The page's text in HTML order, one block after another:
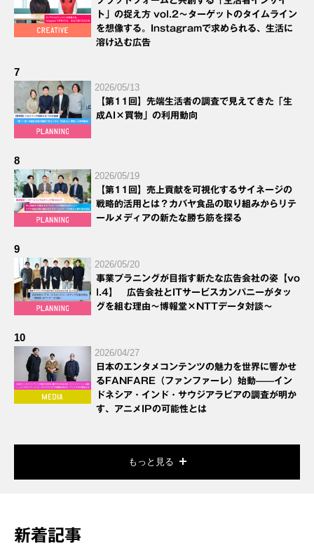
ト」の捉え方 vol.2～ターゲットのタイムライン
を想像する。Instagramで求められる、生活に
溶け込む広告
7
2026/05/13
【第11回】先端生活者の調査で見えてきた「生
成AI×買物」の利用動向
8
2026/05/19
【第11回】売上貢献を可視化するサイネージの
戦略的活用とは？カバヤ食品の取り組みからリテ
ールメディアの新たな勝ち筋を探る
9
2026/05/20
事業プラニングが目指す新たな広告会社の姿【vo
l.4】 広告会社とITサービスカンパニーがタッ
グを組む理由～博報堂×NTTデータ対談～
10
2026/04/27
日本のエンタメコンテンツの魅力を世界に響かせ
るFANFARE（ファンファーレ）始動——イン
ドネシア・インド・サウジアラビアの調査が明か
す、アニメIPの可能性とは
もっと見る
新着記事